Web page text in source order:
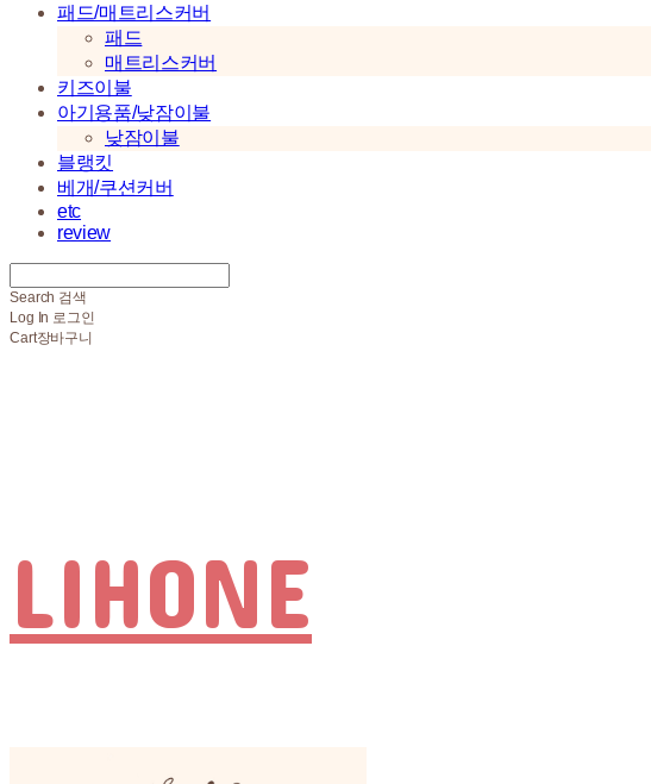
패드/매트리스커버
패드
매트리스커버
키즈이불
아기용품/낮잠이불
낮잠이불
블랭킷
베개/쿠션커버
etc
review
Search 검색
Log In 로그인
Cart장바구니
LIHONE